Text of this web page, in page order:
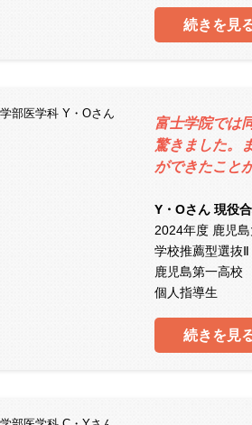
続きを見
富士学院では
驚きました。
ができたこと
Y・Oさん 現役
2024年度 鹿児
学校推薦型選抜Ⅱ
鹿児島第一高校
個人指導生
続きを見